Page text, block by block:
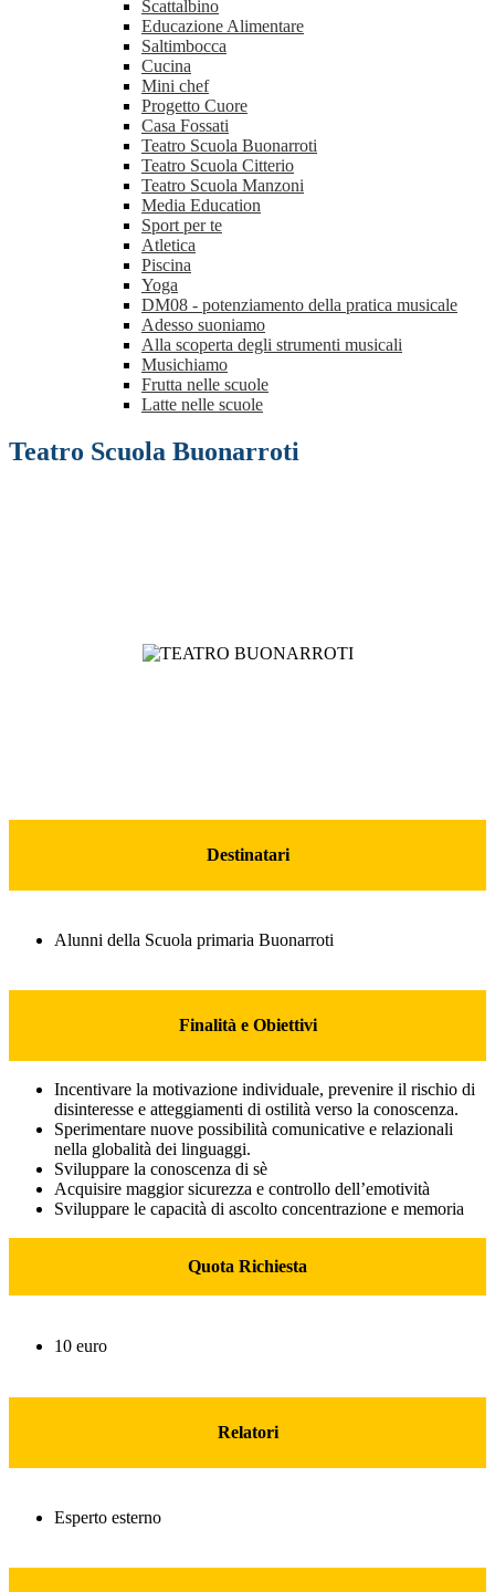
Scattalbino
Educazione Alimentare
Saltimbocca
Cucina
Mini chef
Progetto Cuore
Casa Fossati
Teatro Scuola Buonarroti
Teatro Scuola Citterio
Teatro Scuola Manzoni
Media Education
Sport per te
Atletica
Piscina
Yoga
DM08 - potenziamento della pratica musicale
Adesso suoniamo
Alla scoperta degli strumenti musicali
Musichiamo
Frutta nelle scuole
Latte nelle scuole
Teatro Scuola Buonarroti
Destinatari
Alunni della Scuola primaria Buonarroti
Finalità e Obiettivi
Incentivare la motivazione individuale, prevenire il rischio di
disinteresse e atteggiamenti di ostilità verso la conoscenza.
Sperimentare nuove possibilità comunicative e relazionali
nella globalità dei linguaggi.
Sviluppare la conoscenza di sè
Acquisire maggior sicurezza e controllo dell’emotività
Sviluppare le capacità di ascolto concentrazione e memoria
Quota Richiesta
10 euro
Relatori
Esperto esterno